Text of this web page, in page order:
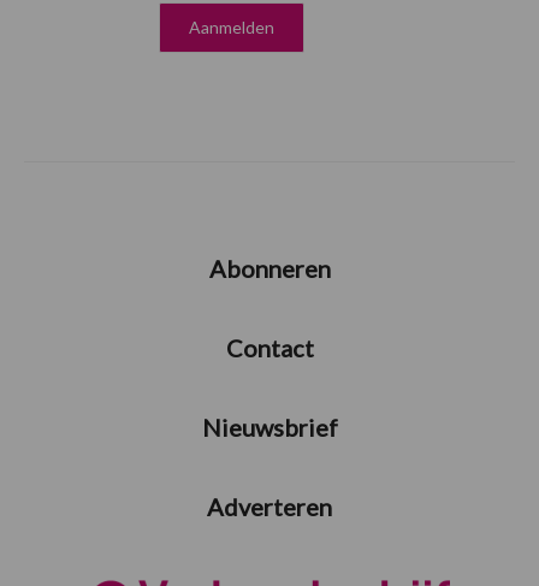
Abonneren
Contact
Nieuwsbrief
Adverteren